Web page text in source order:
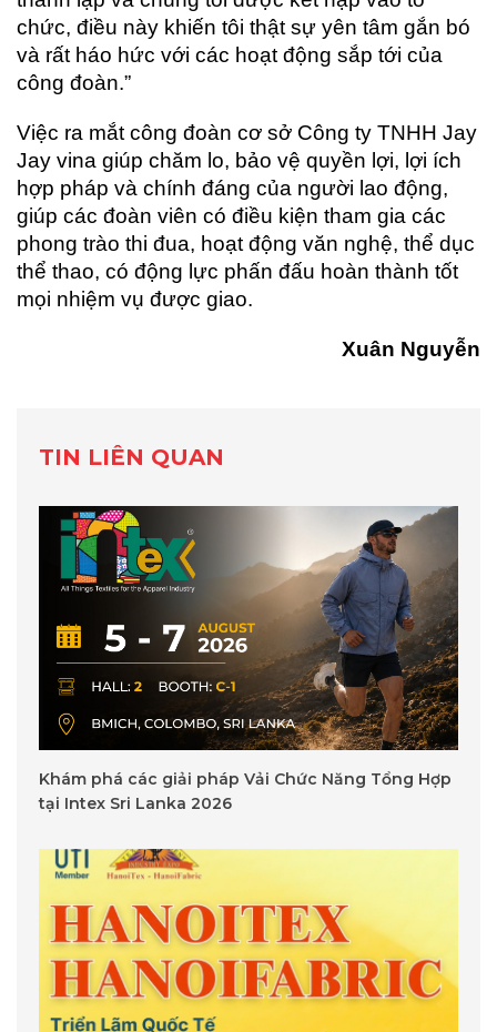
chức, điều này khiến tôi thật sự yên tâm gắn bó
và rất háo hức với các hoạt động sắp tới của
công đoàn.”
Việc ra mắt công đoàn cơ sở Công ty TNHH Jay
Jay vina giúp chăm lo, bảo vệ quyền lợi, lợi ích
hợp pháp và chính đáng của người lao động,
giúp các đoàn viên có điều kiện tham gia các
phong trào thi đua, hoạt động văn nghệ, thể dục
thể thao, có động lực phấn đấu hoàn thành tốt
mọi nhiệm vụ được giao.
Xuân Nguyễn
TIN LIÊN QUAN
Khám phá các giải pháp Vải Chức Năng Tổng Hợp
tại Intex Sri Lanka 2026